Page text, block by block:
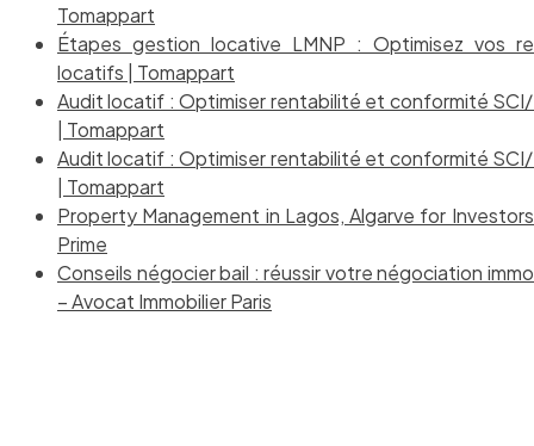
Tomappart
Étapes gestion locative LMNP : Optimisez vos
locatifs | Tomappart
Audit locatif : Optimiser rentabilité et conformité
| Tomappart
Audit locatif : Optimiser rentabilité et conformité
| Tomappart
Property Management in Lagos, Algarve for
Prime
Conseils négocier bail : réussir votre négociation
– Avocat Immobilier Paris